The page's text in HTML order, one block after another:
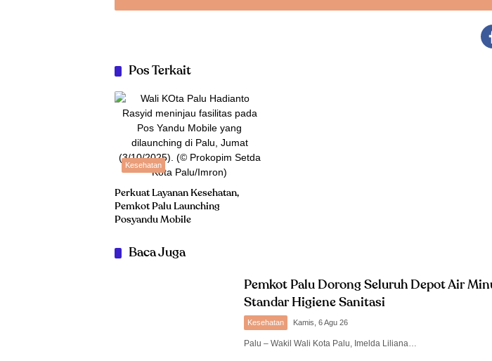
Pos Terkait
Kesehatan
Perkuat Layanan Kesehatan,
Pemkot Palu Launching
Posyandu Mobile
Baca Juga
Pemkot Palu Dorong Seluruh Depot Air
Standar Higiene Sanitasi
Kesehatan Kamis, 6 Agu 26
Palu – Wakil Wali Kota Palu, Imelda Liliana…